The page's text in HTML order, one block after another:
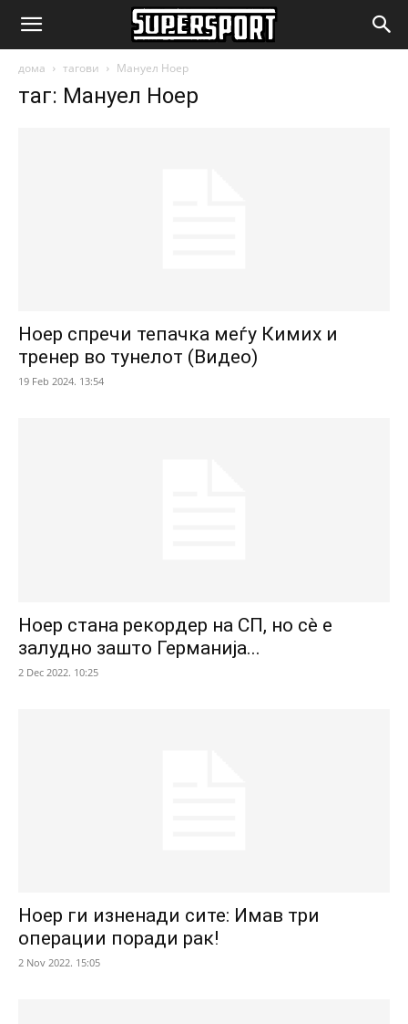
SuperSport.mk
дома тагови Мануел Ноер
таг: Мануел Ноер
Ноер спречи тепачка меѓу Кимих и
тренер во тунелот (Видео)
19 Feb 2024. 13:54
Ноер стана рекордер на СП, но сè е
залудно зашто Германија...
2 Dec 2022. 10:25
Ноер ги изненади сите: Имав три
операции поради рак!
2 Nov 2022. 15:05